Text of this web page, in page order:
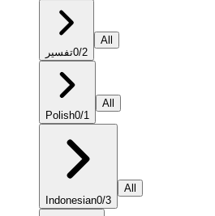
تفسير0/2
All
Polish0/1
All
Indonesian0/3
All